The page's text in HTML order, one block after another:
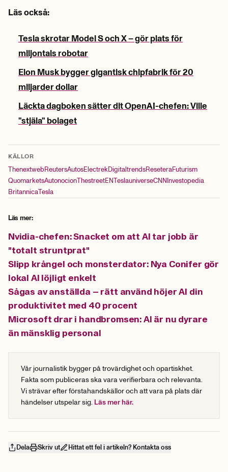
Läs också:
Tesla skrotar Model S och X – gör plats för
miljontals robotar
Elon Musk bygger gigantisk chipfabrik för 20
miljarder dollar
Läckta dagboken sätter dit OpenAI-chefen: Ville
"stjäla" bolaget
KÄLLOR
ThenextwebReutersAutosElectrekDigitaltrendsReseteraFuturism
QuomarketsAutonocionThestreetENTeslauniverseCNNInvestopedia
BritannicaTesla
Läs mer:
Nvidia-chefen: Snacket om att AI tar jobb är
"totalt struntprat"
Slipp krångel och monsterdator: Nya Conifer gör
lokal AI löjligt enkelt
Sågas av anställda – rätt använd höjer AI din
produktivitet med 40 procent
Microsoft drar i handbromsen: AI är nu dyrare
än mänsklig personal
Vår journalistik bygger på trovärdighet och opartiskhet.
Fakta som publiceras ska vara verifierbara och relevanta.
Vi strävar efter förstahandskällor och att vara på plats där
händelser utspelar sig. Läs mer här.
Dela Skriv ut Hittat ett fel i artikeln? Kontakta oss